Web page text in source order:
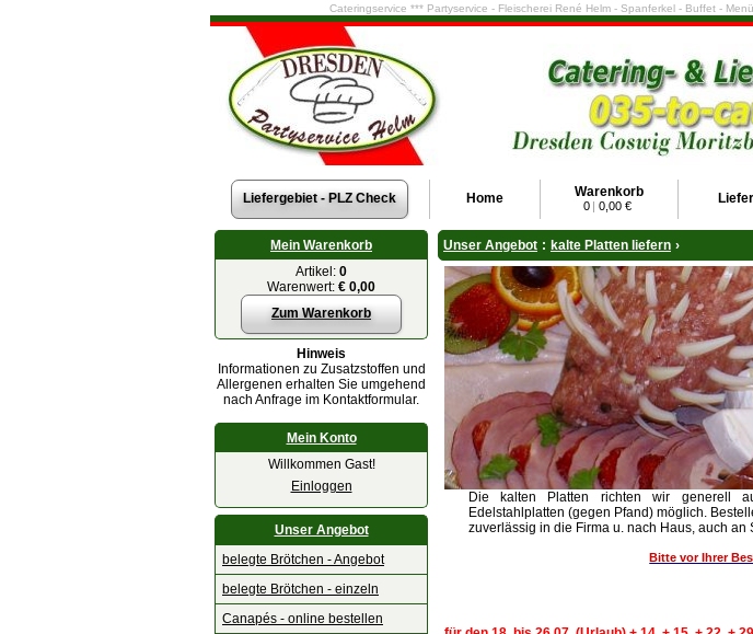
Cateringservice *** Partyservice - Fleischerei René Helm - Spanferkel - Buffet -
Liefergebiet - PLZ Check Home Warenkorb
0 | 0,00 €
Mein Warenkorb
Artikel: 0
Warenwert: € 0,00
Zum Warenkorb
Hinweis
Informationen zu Zusatzstoffen und
Allergenen erhalten Sie umgehend
nach Anfrage im Kontaktformular.
Mein Konto
Willkommen Gast!
Einloggen
Unser Angebot
belegte Brötchen - Angebot
belegte Brötchen - einzeln
Canapés - online bestellen
Unser Angebot : kalte Platten liefern ›
Die kalten Platten richten wir generell
Edelstahlplatten (gegen Pfand) möglich.
zuverlässig in die Firma u. nach Haus, auch an
Bitte vor Ihrer